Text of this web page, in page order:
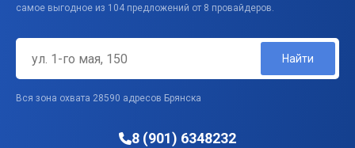
самое выгодное из 104 предложений от 8 провайдеров.
Найти
Вся зона охвата 28590 адресов Брянска
8 (901) 6348232